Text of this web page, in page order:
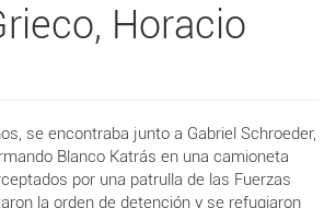
Horacio
se encontraba junto a Gabriel Schroeder,
Blanco Katrás en una camioneta
por una patrulla de las Fuerzas
la orden de detención y se refugiaron